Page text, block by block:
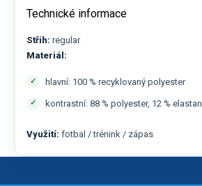
Technické informace
Střih: regular
Materiál:
hlavní: 100 % recyklovaný polyester
kontrastní: 88 % polyester, 12 % elastan
Využití: fotbal / trénink / zápas